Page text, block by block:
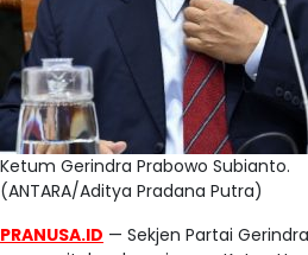
Ketum Gerindra Prabowo Subianto.
(ANTARA/Aditya Pradana Putra)
PRANUSA.ID — Sekjen Partai